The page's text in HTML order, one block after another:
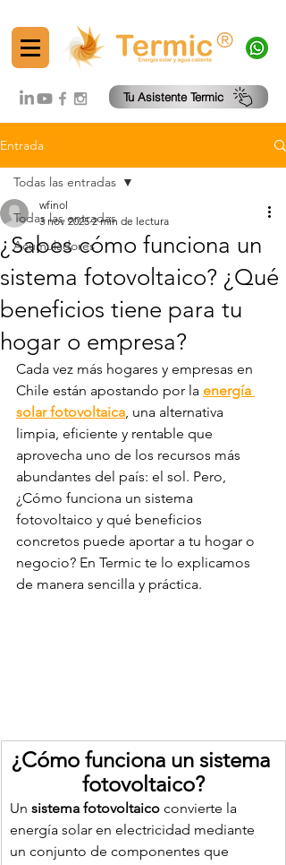
®
Tu Asistente Termic
Entrada
Todas las entradas
Acumuladores
Todas las entradas
¿Sabes cómo funciona un
sistema fotovoltaico? ¿Qué
beneficios tiene para tu
hogar o empresa?
wfinol
3 nov 2025 2 min de lectura
Cada vez más hogares y empresas en
Chile están apostando por la energía
solar fotovoltaica, una alternativa
limpia, eficiente y rentable que
aprovecha uno de los recursos más
abundantes del país: el sol. Pero,
¿Cómo funciona un sistema
fotovoltaico y qué beneficios
concretos puede aportar a tu hogar o
negocio? En Termic te lo explicamos
de manera sencilla y práctica.
¿Cómo funciona un sistema
fotovoltaico?
Un sistema fotovoltaico convierte la
energía solar en electricidad mediante
un conjunto de componentes que